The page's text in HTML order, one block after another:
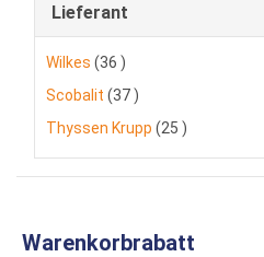
Lieferant
Wilkes 36 Artikel
Scobalit
37Artikel
Thyssen Krupp
25 Artikel
Warenkorbrabatt